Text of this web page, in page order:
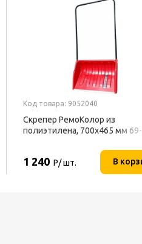
Код товара: 9052040
Скрепер РемоКолор из
полиэтилена, 700x465 мм 69-
1 240 Р/ шт. В